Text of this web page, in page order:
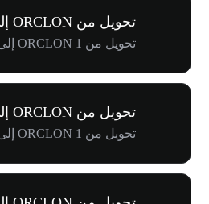
تحويل من ORCLON إلى AUD
تحويل من 1 ORCLON إلى $207.80
تحويل من ORCLON إلى IDR
تحويل من 1 ORCLON إلى Rp2.62M